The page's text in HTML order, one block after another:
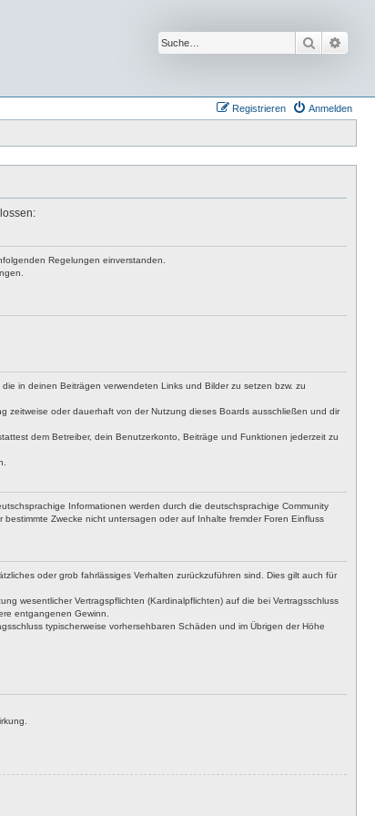
Suche
Anmelden
Registrieren
Regelungen einverstanden.
in deinen Beiträgen verwendeten Links und Bilder zu setzen bzw. zu
zeitweise oder dauerhaft von der Nutzung dieses Boards ausschließen und dir
dem Betreiber, dein Benutzerkonto, Beiträge und Funktionen jederzeit zu
Informationen werden durch die deutschsprachige Community
Zwecke nicht untersagen oder auf Inhalte fremder Foren Einfluss
oder grob fahrlässiges Verhalten zurückzuführen sind. Dies gilt auch für
wesentlicher Vertragspflichten (Kardinalpflichten) auf die bei Vertragsschluss
entgangenen Gewinn.
typischerweise vorhersehbaren Schäden und im Übrigen der Höhe